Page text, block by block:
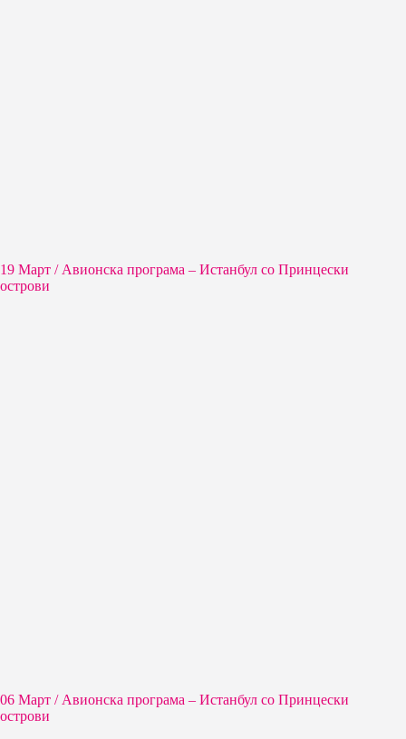
19 Март / Aвионска програма – Истанбул со Принцески
острови
06 Март / Aвионска програма – Истанбул со Принцески
острови